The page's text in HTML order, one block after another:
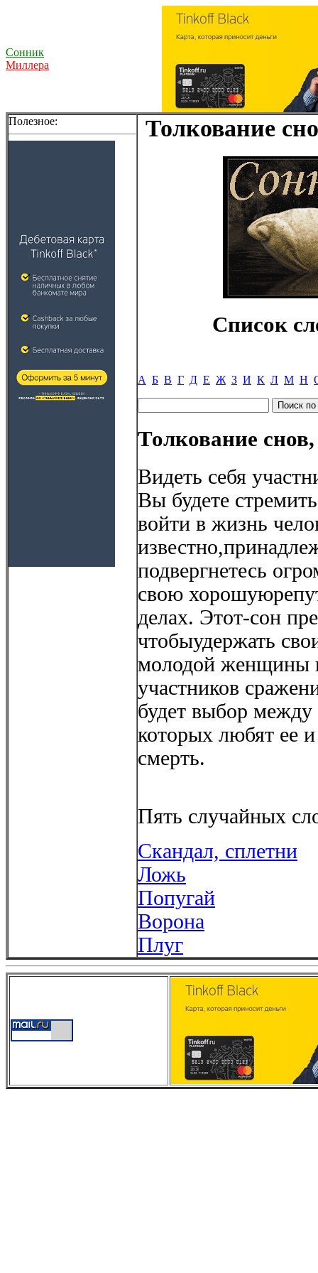
Сонник
Миллера
Полезное: Толкование
Список
А Б В Г Д Е Ж З И К Л М Н
Толкование
Видеть себя
Вы будете
войти в жизнь
подвергнетесь
свою
делах. Этот-сон
чтобыудержать
молодой женщины
участников
будет выбор
которых любят ее
смерть.
Пять случайных
Скандал, сплетни
Ложь
Попугай
Ворона
Плуг